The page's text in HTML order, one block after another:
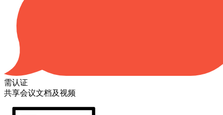
需认证
共享会议文档及视频